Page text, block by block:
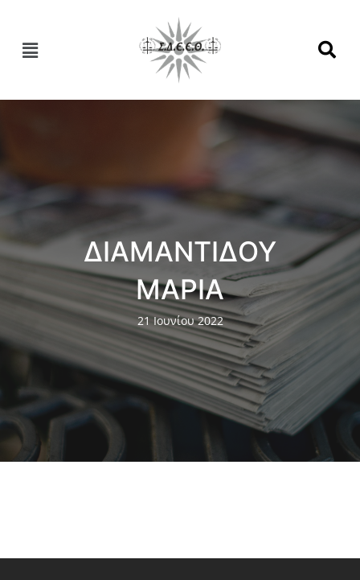
ΔΙΑΜΑΝΤΙΔΟΥ
ΜΑΡΙΑ
21 Ιουνίου 2022